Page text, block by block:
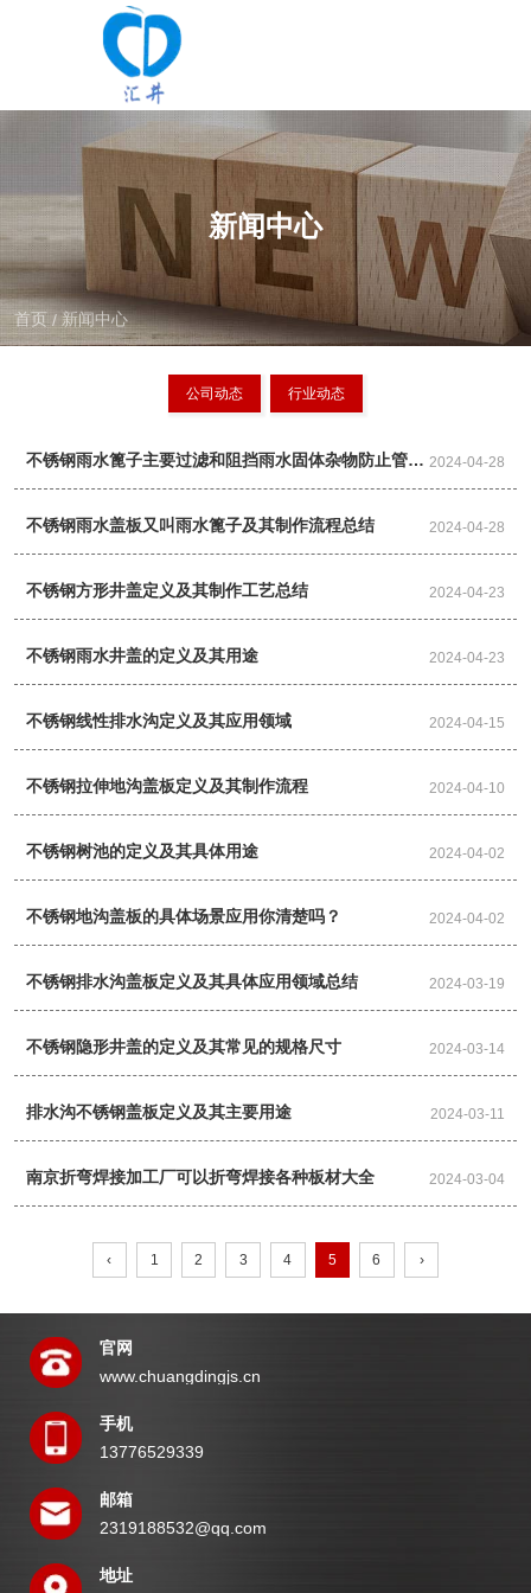
新闻中心
首页 / 新闻中心
公司动态 行业动态
2024-04-28
不锈钢雨水篦子主要过滤和阻挡雨水固体杂物防止管道
堵塞
2024-04-28
不锈钢雨水盖板又叫雨水篦子及其制作流程总结
2024-04-23
不锈钢方形井盖定义及其制作工艺总结
2024-04-23
不锈钢雨水井盖的定义及其用途
2024-04-15
不锈钢线性排水沟定义及其应用领域
2024-04-10
不锈钢拉伸地沟盖板定义及其制作流程
2024-04-02
不锈钢树池的定义及其具体用途
2024-04-02
不锈钢地沟盖板的具体场景应用你清楚吗？
2024-03-19
不锈钢排水沟盖板定义及其具体应用领域总结
2024-03-14
不锈钢隐形井盖的定义及其常见的规格尺寸
2024-03-11
排水沟不锈钢盖板定义及其主要用途
2024-03-04
南京折弯焊接加工厂可以折弯焊接各种板材大全
‹ 1 2 3 4 5 6 ›
官网
www.chuangdingjs.cn
手机
13776529339
邮箱
2319188532@qq.com
地址